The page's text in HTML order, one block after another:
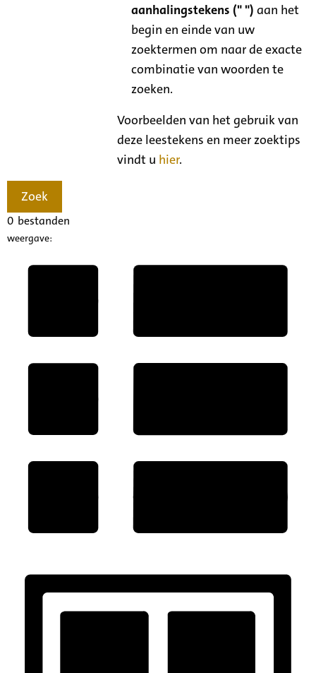
aanhalingstekens (" ") aan het
begin en einde van uw
zoektermen om naar de exacte
combinatie van woorden te
zoeken.
Voorbeelden van het gebruik van
deze leestekens en meer zoektips
vindt u hier.
Zoek
0 bestanden
weergave: